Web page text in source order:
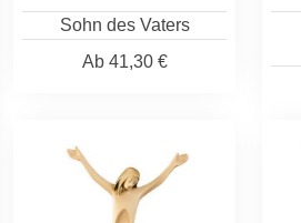
Sohn des Vaters
Ab41,30 €